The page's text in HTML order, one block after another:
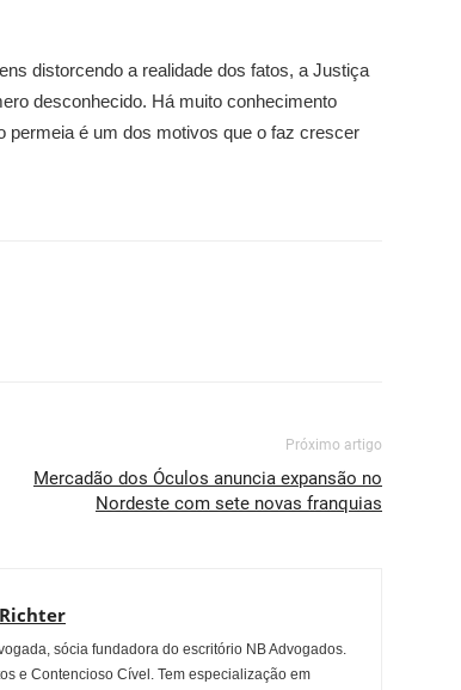
distorcendo a realidade dos fatos, a Justiça
desconhecido. Há muito conhecimento
permeia é um dos motivos que o faz crescer
Próximo artigo
Mercadão dos Óculos anuncia expansão no
Nordeste com sete novas franquias
sócia fundadora do escritório NB Advogados.
e Contencioso Cível. Tem especialização em